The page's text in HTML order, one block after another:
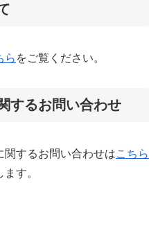
ら をご覧ください。
するお問い合わせ
関するお問い合わせはこちら
す。